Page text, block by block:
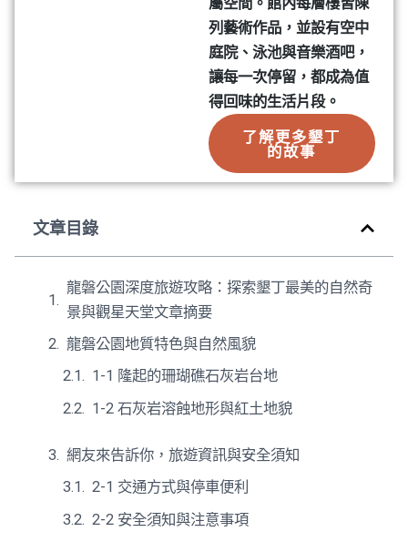
列藝術作品，並設有空中
庭院、泳池與音樂酒吧，
讓每一次停留，都成為值
得回味的生活片段。
了解更多墾丁
的故事
文章目錄
龍磐公園深度旅遊攻略：探索墾丁最美的自然奇
景與觀星天堂文章摘要
龍磐公園地質特色與自然風貌
1-1 隆起的珊瑚礁石灰岩台地
1-2 石灰岩溶蝕地形與紅土地貌
網友來告訴你，旅遊資訊與安全須知
2-1 交通方式與停車便利
2-2 安全須知與注意事項